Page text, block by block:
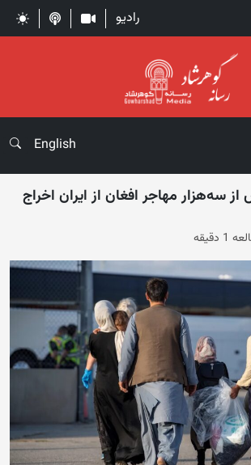
رادیو
English
از سه‌هزار مهاجر افغان از ایران اخراج
دقیقه